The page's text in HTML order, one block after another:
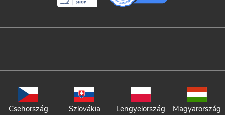
Csehország Szlovákia Lengyelország Magyarország